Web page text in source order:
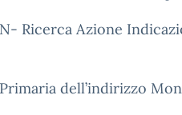
Ricerca Azione
dell’indirizzo